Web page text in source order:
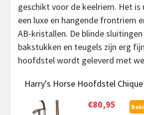
geschikt voor de keelriem. Het
een luxe en hangende frontriem
AB-kristallen. De blinde
bakstukken en teugels zijn erg
hoofdstel wordt geleverd met
Harry's Horse Hoofdstel
€80,95